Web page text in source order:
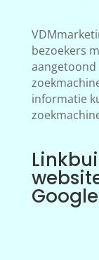
bezoekers
aangetoond
informatie
Google